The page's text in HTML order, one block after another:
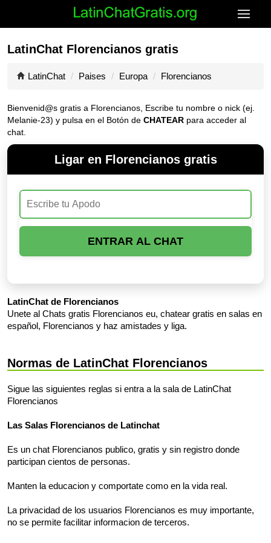
LatinChat Florencianos gratis
LatinChat Paises Europa Florencianos
Bienvenid@s gratis a Florencianos, Escribe tu nombre o nick (ej.
Melanie-23) y pulsa en el Botón de CHATEAR para acceder al
chat.
Ligar en Florencianos gratis
ENTRAR AL CHAT
LatinChat de Florencianos
Unete al Chats gratis Florencianos eu, chatear gratis en salas en
español, Florencianos y haz amistades y liga.
Normas de LatinChat Florencianos
Sigue las siguientes reglas si entra a la sala de LatinChat
Florencianos
Las Salas Florencianos de Latinchat
Es un chat Florencianos publico, gratis y sin registro donde
participan cientos de personas.
Manten la educacion y comportate como en la vida real.
La privacidad de los usuarios Florencianos es muy importante,
no se permite facilitar informacion de terceros.